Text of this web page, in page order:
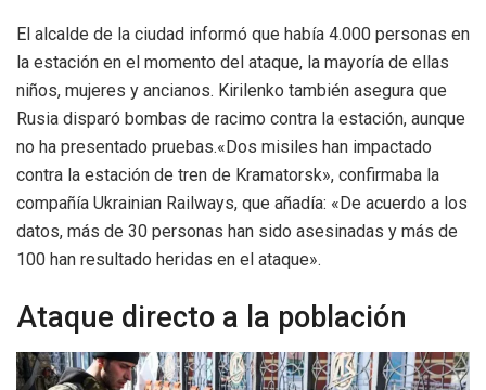
El alcalde de la ciudad informó que había 4.000 personas en
la estación en el momento del ataque, la mayoría de ellas
niños, mujeres y ancianos. Kirilenko también asegura que
Rusia disparó bombas de racimo contra la estación, aunque
no ha presentado pruebas.«Dos misiles han impactado
contra la estación de tren de Kramatorsk», confirmaba la
compañía Ukrainian Railways, que añadía: «De acuerdo a los
datos, más de 30 personas han sido asesinadas y más de
100 han resultado heridas en el ataque».
Ataque directo a la población